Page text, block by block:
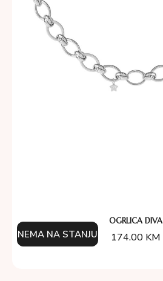
OGRLICA DIVA
174.00 KM
NEMA NA STANJU